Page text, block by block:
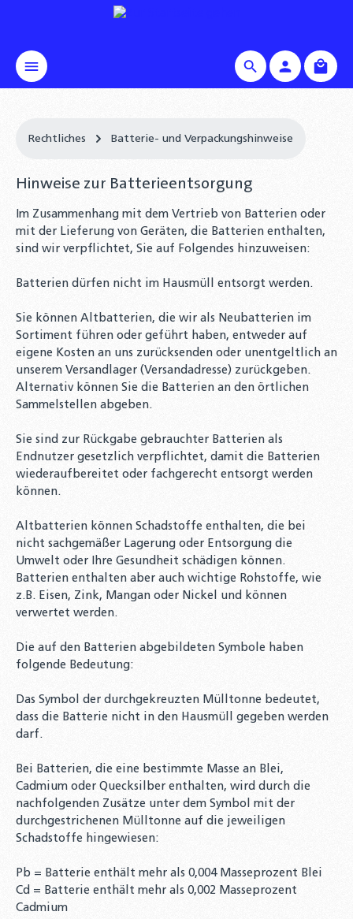
Rechtliches Batterie- und Verpackungshinweise
Hinweise zur Batterieentsorgung
Im Zusammenhang mit dem Vertrieb von Batterien oder
mit der Lieferung von Geräten, die Batterien enthalten,
sind wir verpflichtet, Sie auf Folgendes hinzuweisen:
Batterien dürfen nicht im Hausmüll entsorgt werden.
Sie können Altbatterien, die wir als Neubatterien im
Sortiment führen oder geführt haben, entweder auf
eigene Kosten an uns zurücksenden oder unentgeltlich an
unserem Versandlager (Versandadresse) zurückgeben.
Alternativ können Sie die Batterien an den örtlichen
Sammelstellen abgeben.
Sie sind zur Rückgabe gebrauchter Batterien als
Endnutzer gesetzlich verpflichtet, damit die Batterien
wiederaufbereitet oder fachgerecht entsorgt werden
können.
Altbatterien können Schadstoffe enthalten, die bei
nicht sachgemäßer Lagerung oder Entsorgung die
Umwelt oder Ihre Gesundheit schädigen können.
Batterien enthalten aber auch wichtige Rohstoffe, wie
z.B. Eisen, Zink, Mangan oder Nickel und können
verwertet werden.
Die auf den Batterien abgebildeten Symbole haben
folgende Bedeutung:
Das Symbol der durchgekreuzten Mülltonne bedeutet,
dass die Batterie nicht in den Hausmüll gegeben werden
darf.
Bei Batterien, die eine bestimmte Masse an Blei,
Cadmium oder Quecksilber enthalten, wird durch die
nachfolgenden Zusätze unter dem Symbol mit der
durchgestrichenen Mülltonne auf die jeweiligen
Schadstoffe hingewiesen:
Pb = Batterie enthält mehr als 0,004 Masseprozent Blei
Cd = Batterie enthält mehr als 0,002 Masseprozent
Cadmium